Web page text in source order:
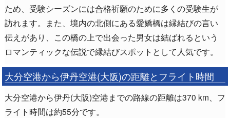
ため、受験シーズンには合格祈願のために多くの受験生が
訪れます。また、境内の北側にある愛嬌橋は縁結びの言い
伝えがあり、この橋の上で出会った男女は結ばれるという
ロマンティックな伝説で縁結びスポットとして人気です。
大分空港から伊丹空港(大阪)の距離とフライト時間
大分空港から伊丹(大阪)空港までの路線の距離は370 km、フ
ライト時間は約55分です。